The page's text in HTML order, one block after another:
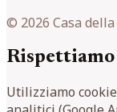
© 2026 Casa
Utilizziamo